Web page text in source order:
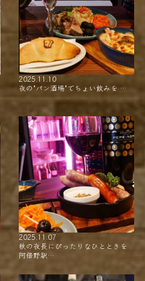
2025.11.10
夜の"パン酒場"でちょい飲みを …
2025.11.07
秋の夜長にぴったりなひとときを
阿倍野駅…